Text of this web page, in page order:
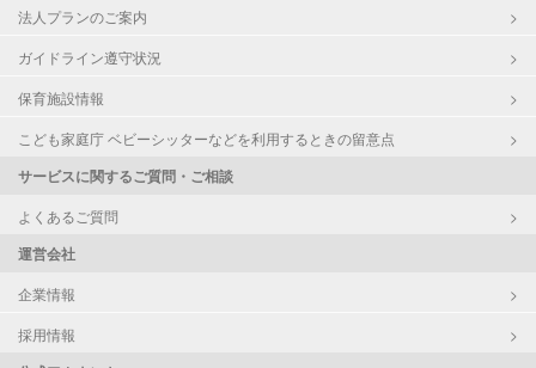
法人プランのご案内
ガイドライン遵守状況
保育施設情報
こども家庭庁 ベビーシッターなどを利用するときの留意点
サービスに関するご質問・ご相談
よくあるご質問
運営会社
企業情報
採用情報